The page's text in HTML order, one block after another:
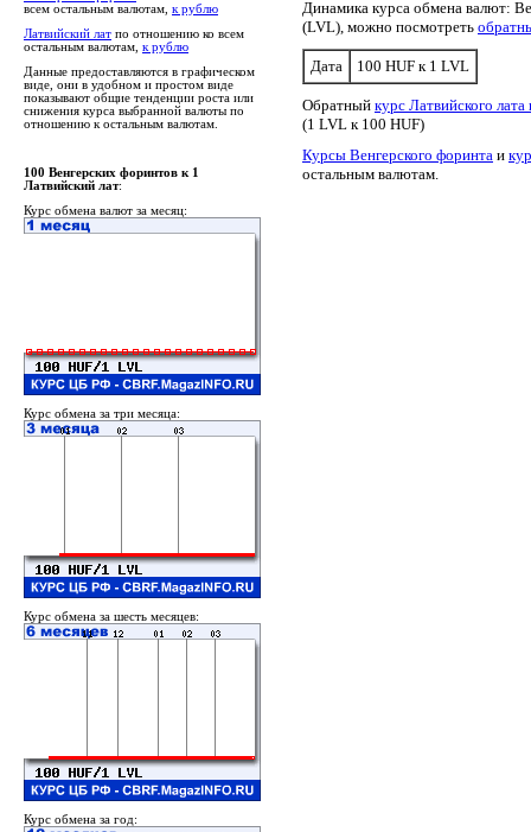
всем остальным валютам, к рублю
Латвийский лат по отношению ко всем
остальным валютам, к рублю
Данные предоставляются в графическом
виде, они в удобном и простом виде
показывают общие тенденции роста или
снижения курса выбранной валюты по
отношению к остальным валютам.
Динамика курса обмена валют:
(LVL), можно посмотреть
Дата 100 HUF к 1 LVL
Обратный курс Латвийского
(1 LVL к 100 HUF)
Курсы Венгерского форинта и
остальным валютам.
100 Венгерских форинтов к 1
Латвийский лат:
Курс обмена валют за месяц:
Курс обмена за три месяца:
Курс обмена за шесть месяцев:
Курс обмена за год: